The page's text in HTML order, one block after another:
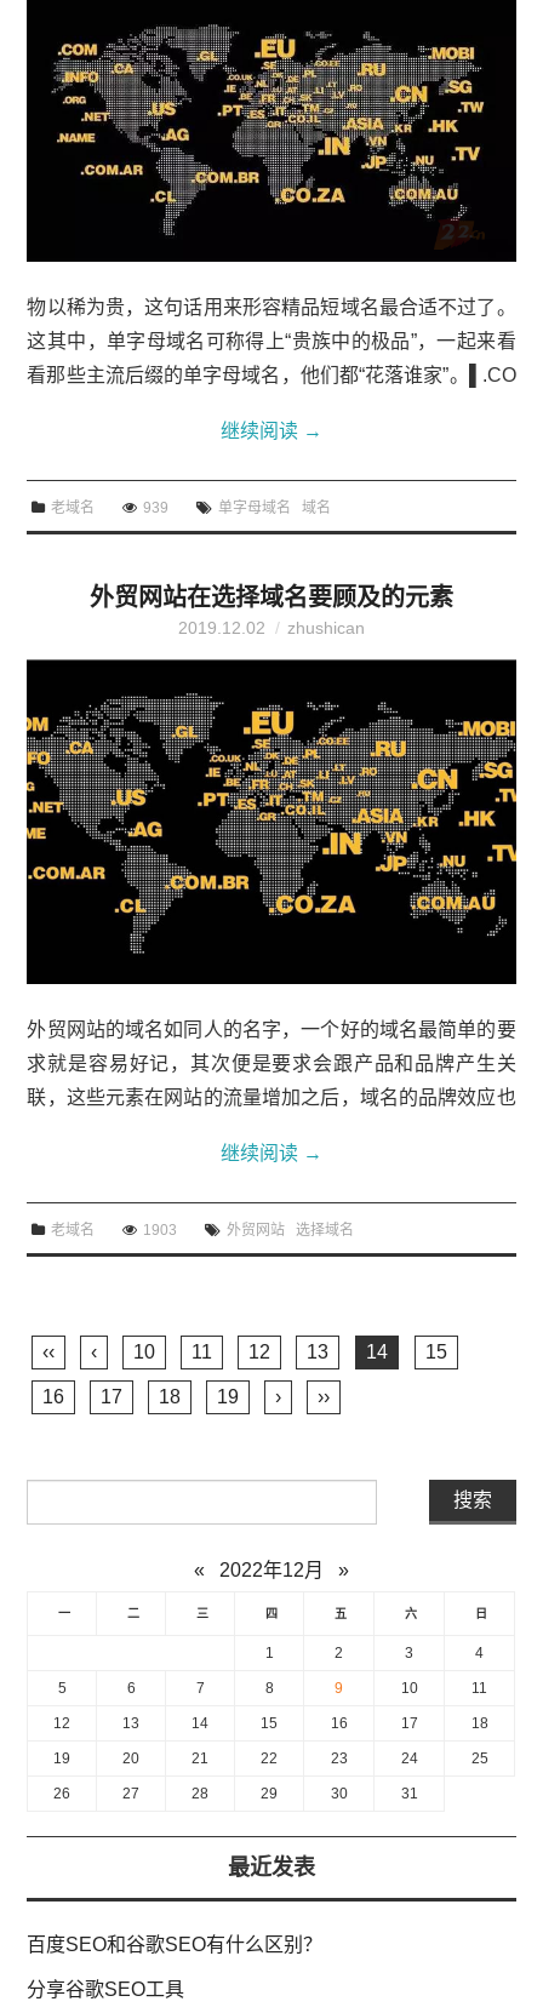
物以稀为贵，这句话用来形容精品短域名最合适不过了。
这其中，单字母域名可称得上“贵族中的极品”，一起来看
看那些主流后缀的单字母域名，他们都“花落谁家”。▌.CO
询到持有人或是归属的仅有Q.com,X.com及Z.com。“Q.co
m：价值120亿美元的极品域名目前跳转CenturyLink网
站。2010年，CenturyLink（总资产达470亿美元）通过
继续阅读 →
老域名 939 单字母域名 域名
外贸网站在选择域名要顾及的元素
2019.12.02 zhushican
外贸网站的域名如同人的名字，一个好的域名最简单的要
求就是容易好记，其次便是要求会跟产品和品牌产生关
联，这些元素在网站的流量增加之后，域名的品牌效应也
1、域名的年龄域名的注册时间长短是众多影响排名的因
素，SEO排名的主要指标是信任度和相关度，那么时间越
长的域名，越有利于网站的排名，注册时间长一些有利于
累积搜素引擎的信任，还会被以前...
继续阅读 →
老域名 1903 外贸网站 选择域名
‹‹ ‹ 10 11 12 13 14 15
16 17 18 19 › ››
« 2022年12月 »
一 二 三 四 五 六 日
1 2 3 4
5 6 7 8 9 10 11
12 13 14 15 16 17 18
19 20 21 22 23 24 25
26 27 28 29 30 31
最近发表
百度SEO和谷歌SEO有什么区别？
分享谷歌SEO工具